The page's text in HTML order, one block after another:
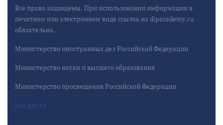
Все права защищены. При использовании информации в
печатном или электронном виде ссылка на dipacademy.ru
обязательна.
Министерство иностранных дел Российской Федерации
Министерство науки и высшего образования
Министерство просвещения Российской Федерации
bus.gov.ru